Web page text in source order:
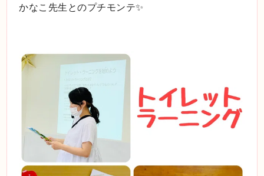
かなこ先生とのプチモンテ✨